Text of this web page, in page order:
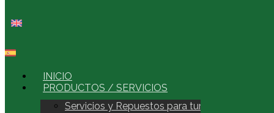
INICIO
PRODUCTOS / SERVICIOS
Servicios y Repuestos para turbinas a gas